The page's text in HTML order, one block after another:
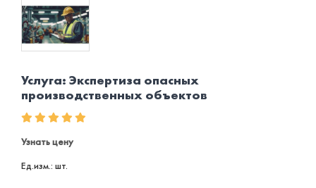
Услуга: Экспертиза опасных
производственных объектов
Узнать цену
Ед.изм.: шт.